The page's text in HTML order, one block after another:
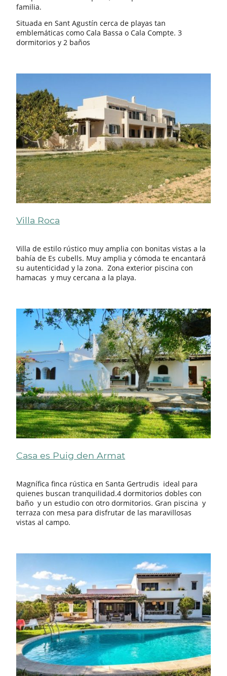
familia.
Situada en Sant Agustín cerca de playas tan
emblemáticas como Cala Bassa o Cala Compte. 3
dormitorios y 2 baños
Villa Roca
Villa de estilo rústico muy amplia con bonitas vistas a la
bahía de Es cubells. Muy amplia y cómoda te encantará
su autenticidad y la zona. Zona exterior piscina con
hamacas y muy cercana a la playa.
Casa es Puig den Armat
Magnífica finca rústica en Santa Gertrudis ideal para
quienes buscan tranquilidad.4 dormitorios dobles con
baño y un estudio con otro dormitorios. Gran piscina y
terraza con mesa para disfrutar de las maravillosas
vistas al campo.